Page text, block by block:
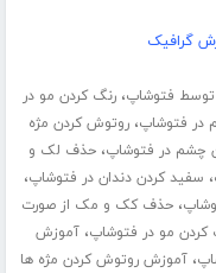
گرافیک
فتوشاپ،رنگ کردن مو در
در فتوشاپ،روتوش کردن مژه
چشم در فتوشاپ،حذف لک و
، سفید کردن دندان در فتوشاپ،
،حذف کک و مک از صورت
مو در فتوشاپ،آموزش
،آموزش روتوش کردن مژه ها